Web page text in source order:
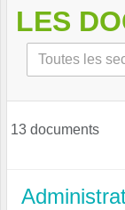
LES
13 documents